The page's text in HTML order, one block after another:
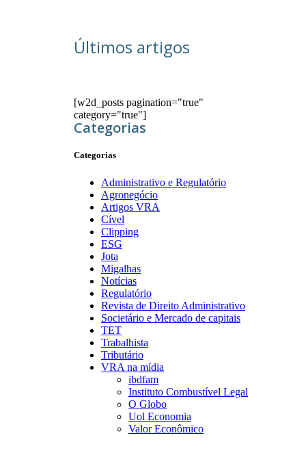
Últimos artigos
[w2d_posts pagination="true"
category="true"]
Categorias
Categorias
Administrativo e Regulatório
Agronegócio
Artigos VRA
Cível
Clipping
ESG
Jota
Migalhas
Notícias
Regulatório
Revista de Direito Administrativo
Societário e Mercado de capitais
TET
Trabalhista
Tributário
VRA na mídia
ibdfam
Instituto Combustível Legal
O Globo
Uol Economia
Valor Econômico